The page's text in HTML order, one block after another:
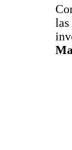
las